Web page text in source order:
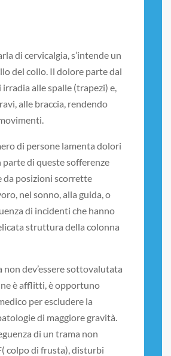
di cervicalgia, s’intende un
del collo. Il dolore parte dal
irradia alle spalle (trapezi) e,
alle braccia, rendendo
di persone lamenta dolori
parte di queste sofferenze
da posizioni scorrette
nel sonno, alla guida, o
di incidenti che hanno
struttura della colonna
non dev’essere sottovalutata
ne è afflitti, è opportuno
per escludere la
di maggiore gravità.
di un trama non
colpo di frusta), disturbi